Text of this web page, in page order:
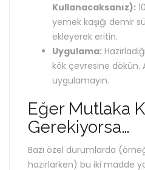
Kullanacaksanız):
yemek kaşığı demir
ekleyerek eritin.
Uygulama:
kök çevresine dökün.
uygulamayın.
Eğer Mutlaka
Gerekiyorsa…
Bazı özel durumlarda
hazırlarken) bu iki madde